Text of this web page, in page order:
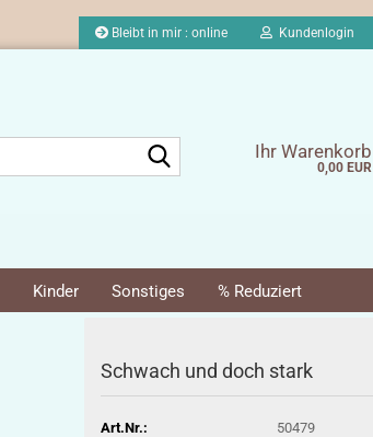
Bleibt in mir : online Kundenlogin
Ihr Warenkorb
0,00 EUR
Kinder Sonstiges % Reduziert
Schwach und doch stark
Art.Nr.:
50479